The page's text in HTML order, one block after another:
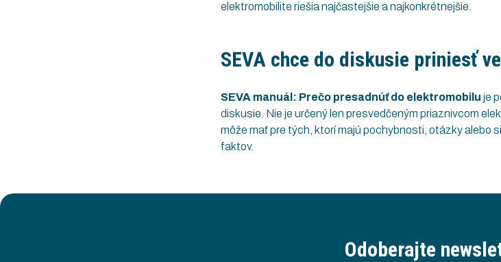
elektromobilite riešia najčastejšie a najkonkrétnejšie.
SEVA chce do diskusie priniesť
SEVA manuál: Prečo presadnúť do elektromobilu je
diskusie. Nie je určený len presvedčeným priaznivcom
môže mať pre tých, ktorí majú pochybnosti, otázky alebo
faktov.
Odoberajte